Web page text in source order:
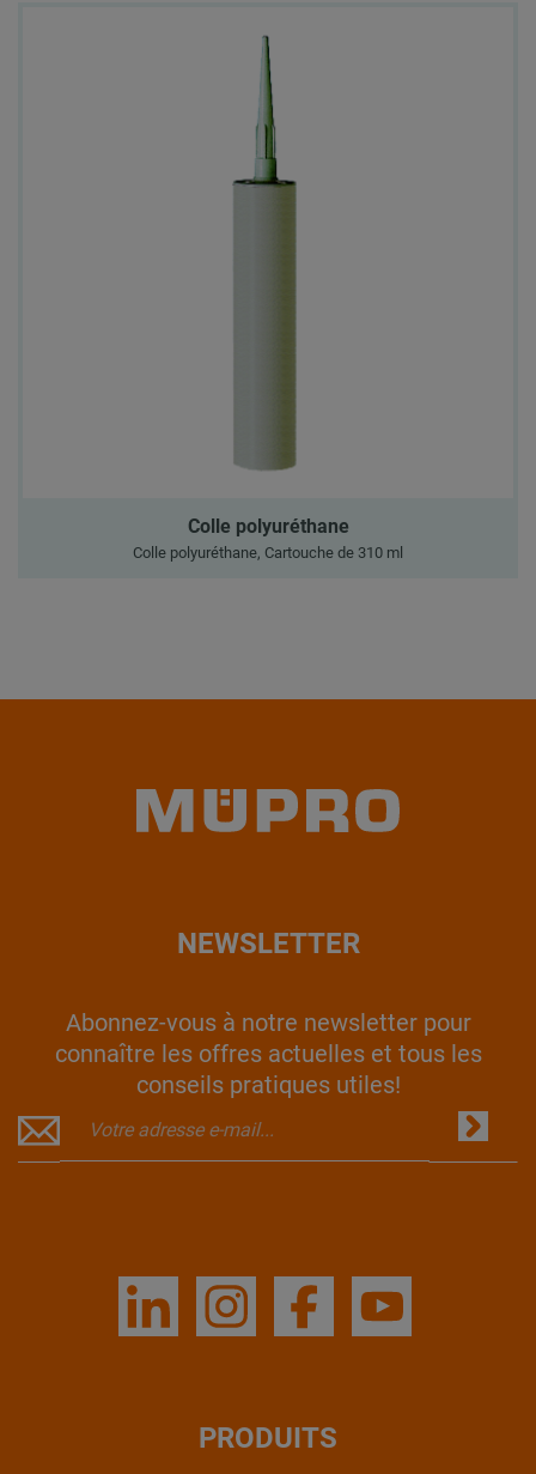
Colle polyuréthane
Colle polyuréthane, Cartouche de 310 ml
NEWSLETTER
Abonnez-vous à notre newsletter pour
connaître les offres actuelles et tous les
conseils pratiques utiles!
PRODUITS